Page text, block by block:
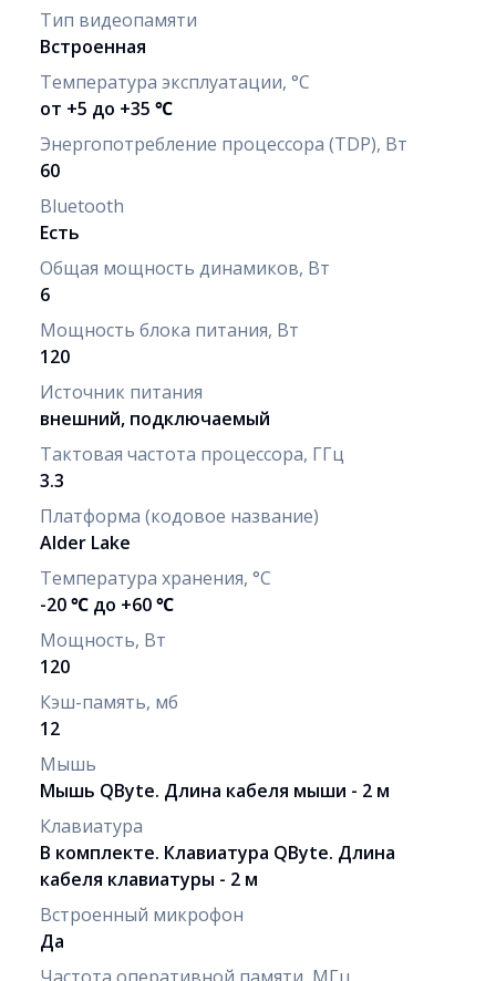
Тип видеопамяти
Встроенная
Температура эксплуатации, °C
от +5 до +35 ℃
Энергопотребление процессора (TDP), Вт
60
Bluetooth
Есть
Общая мощность динамиков, Вт
6
Мощность блока питания, Вт
120
Источник питания
внешний, подключаемый
Тактовая частота процессора, ГГц
3.3
Платформа (кодовое название)
Alder Lake
Температура хранения, °C
-20 ℃ до +60 ℃
Мощность, Вт
120
Кэш-память, мб
12
Мышь
Мышь QByte. Длина кабеля мыши - 2 м
Клавиатура
В комплекте. Клавиатура QByte. Длина
кабеля клавиатуры - 2 м
Встроенный микрофон
Да